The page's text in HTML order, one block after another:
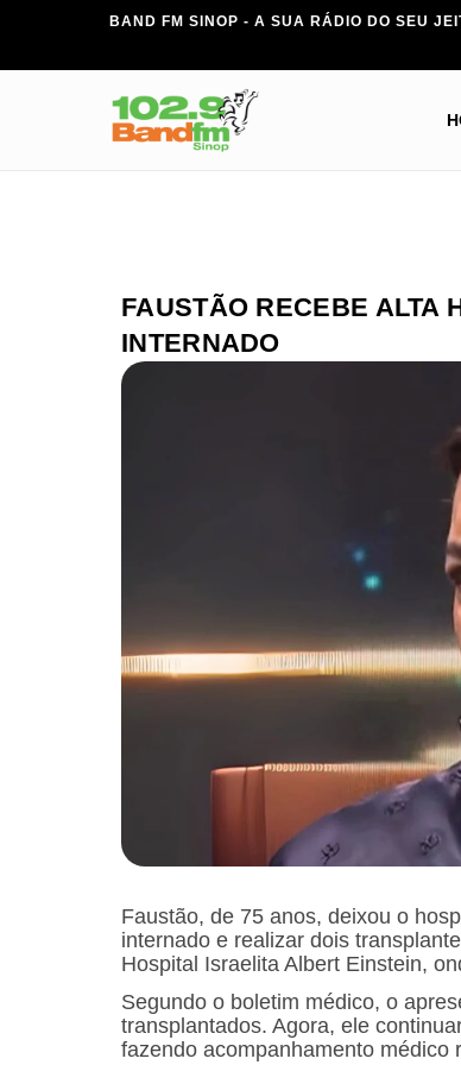
BAND FM SINOP - A SUA RÁDIO DO SEU
FAUSTÃO RECEBE ALTA
INTERNADO
Faustão, de 75 anos, deixou o
internado e realizar dois
Hospital Israelita Albert Einstein,
Segundo o boletim médico, o
transplantados. Agora, ele
fazendo acompanhamento médico